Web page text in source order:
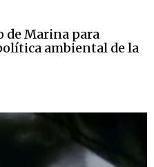
de Marina para
ambiental de la